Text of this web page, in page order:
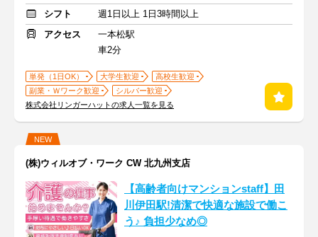
シフト
週1日以上 1日3時間以上
アクセス
一本松駅
車2分
単発（1日OK） 大学生歓迎
高校生歓迎
副業・Ｗワーク歓迎
シルバー歓迎
株式会社リンガーハットの求人一覧を見る
NEW
(株)ウィルオブ・ワーク CW 北九州支店
【高齢者向けマンションstaff】田
川伊田駅!清潔で快適な施設で働こ
う♪ 負担少なめ◎